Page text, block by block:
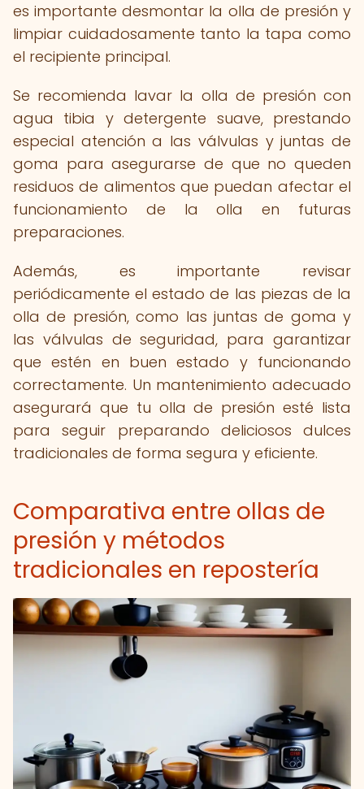
es importante desmontar la olla de presión y
limpiar cuidadosamente tanto la tapa como
el recipiente principal.
Se recomienda lavar la olla de presión con
agua tibia y detergente suave, prestando
especial atención a las válvulas y juntas de
goma para asegurarse de que no queden
residuos de alimentos que puedan afectar el
funcionamiento de la olla en futuras
preparaciones.
Además, es importante revisar
periódicamente el estado de las piezas de la
olla de presión, como las juntas de goma y
las válvulas de seguridad, para garantizar
que estén en buen estado y funcionando
correctamente. Un mantenimiento adecuado
asegurará que tu olla de presión esté lista
para seguir preparando deliciosos dulces
tradicionales de forma segura y eficiente.
Comparativa entre ollas de
presión y métodos
tradicionales en repostería